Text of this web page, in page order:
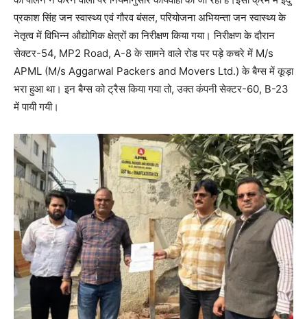
प्रकाश सिंह जन स्वास्थ्य एवं गौरव बंसल, परियोजना अभियन्ता जन स्वास्थ्य के
नेतृत्व में विभिन्न औद्योगिक क्षेत्रों का निरीक्षण किया गया। निरीक्षण के दौरान
सेक्टर-54, MP2 Road, A-8 के सामने वाले रोड पर पड़े कचरे में M/s
APML (M/s Aggarwal Packers and Movers Ltd.) के बैग्स में कूड़ा
भरा हुआ था। इन बैग्स को ट्रैस किया गया तो, उक्त कंपनी सेक्टर-60, B-23
में पायी गयी।